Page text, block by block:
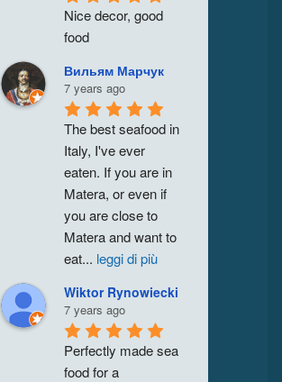
Nice decor, good
food
Вильям Марчук
7 years ago
The best seafood in
Italy, I've ever
eaten. If you are in
Matera, or even if
you are close to
Matera and want to
eat... leggi di più
Wiktor Rynowiecki
7 years ago
Perfectly made sea
food for a